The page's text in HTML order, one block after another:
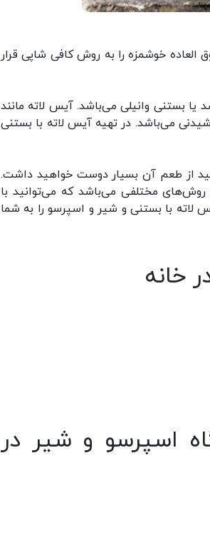
خوشمزه را به روش کافی شاپی قرار
بستنی وانیلی می‌باشد. آیس لاته مانند
می‌باشد. در تهیه آیس لاته با بستنی
از طعم آن بسیار دوست خواهید داشت.
روش‌های مختلفی می‌باشد که می‌توانید با
لاته با بستنی و شیر و اسپرسو را به شما
خانه
اسپرسو و شیر در